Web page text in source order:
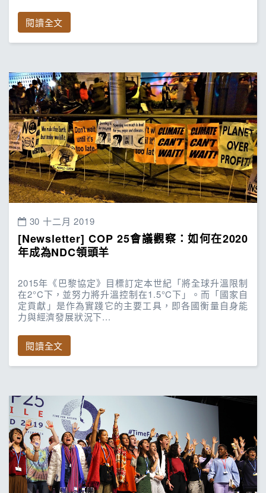
閱讀全文
30 十二月 2019
[Newsletter] COP 25會議觀察：如何在2020
年成為NDC領頭羊
2015年《巴黎協定》目標訂定本世紀「將全球升溫限制
在2°C下，並努力將升溫控制在1.5°C下」。而「國家自
定貢獻」是作為實踐它的主要工具，即各國衡量自身能
力與經濟發展狀況下...
閱讀全文